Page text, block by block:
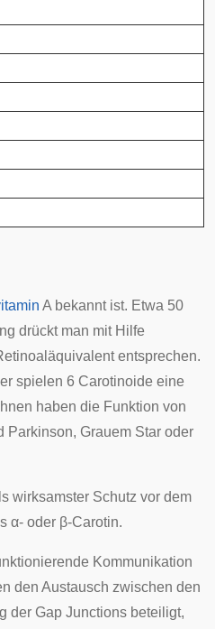
A bekannt ist. Etwa 50
drückt man mit Hilfe
entsprechen.
spielen 6 Carotinoide eine
haben die Funktion von
Parkinson, Grauem Star oder
wirksamster Schutz vor dem
α- oder β-Carotin.
Kommunikation
den Austausch zwischen den
der Gap Junctions beteiligt,